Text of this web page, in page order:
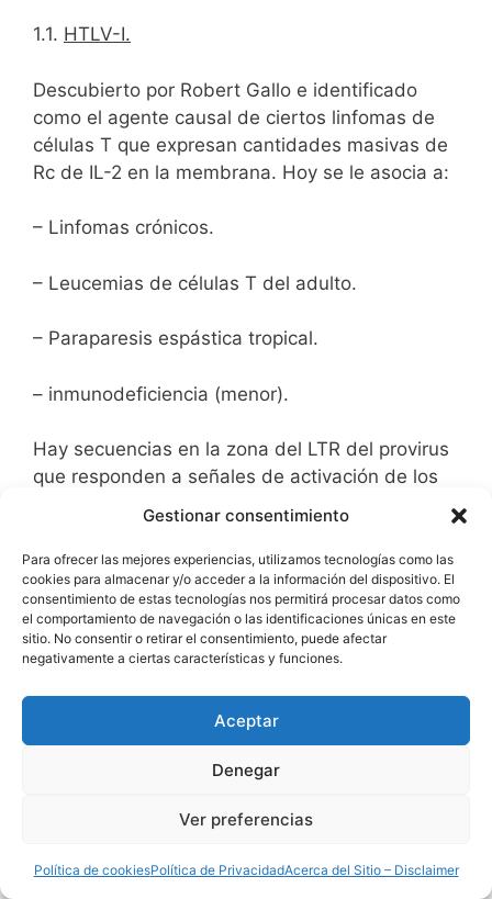
Gestionar consentimiento
Para ofrecer las mejores experiencias, utilizamos tecnologías como las
cookies para almacenar y/o acceder a la información del dispositivo. El
consentimiento de estas tecnologías nos permitirá procesar datos como
el comportamiento de navegación o las identificaciones únicas en este
sitio. No consentir o retirar el consentimiento, puede afectar
negativamente a ciertas características y funciones.
Aceptar
Denegar
Ver preferencias
Política de cookiesPolítica de PrivacidadAcerca del Sitio – Disclaimer
1.1. HTLV-I.
Descubierto por Robert Gallo e identificado
como el agente causal de ciertos linfomas de
células T que expresan cantidades masivas de
Rc de IL-2 en la membrana. Hoy se le asocia a:
– Linfomas crónicos.
– Leucemias de células T del adulto.
– Paraparesis espástica tropical.
– inmunodeficiencia (menor).
Hay secuencias en la zona del LTR del provirus
que responden a señales de activación de los
linfocitos T (NF-kB); y la replicación del virus se
asegurando la propagación eficiente del virus
(no entra en contacto con el sistema
inmunitario). Este mecanismo se ha visto
también en el VIH.
Es un virus citolítico con una tasa de replicación
muy lenta. Tiene afinidad por los linfocitos T
maduros. Es un virus sin oncogen, pero poseen
un gen tax que altera la expresión de los otros
pueden contribuir a la oncogénesis por modular
también genes celulares (IL-2 y Rc de IL-2).